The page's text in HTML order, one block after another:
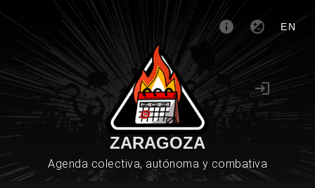
EN
ZARAGOZA
Agenda colectiva, autónoma y combativa